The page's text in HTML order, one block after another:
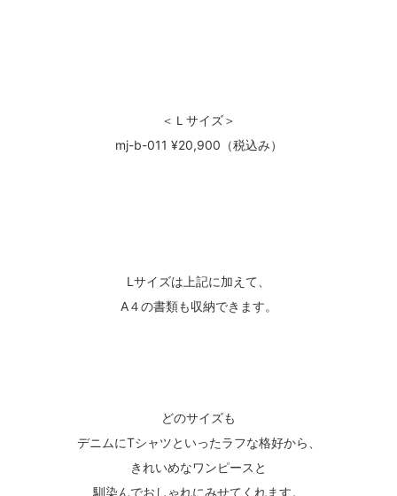
＜Ｌサイズ＞
mj-b-011 ¥20,900（税込み）
Lサイズは上記に加えて、
A４の書類も収納できます。
どのサイズも
デニムにTシャツといったラフな格好から、
きれいめなワンピースと
馴染んでおしゃれにみせてくれます。